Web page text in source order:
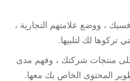
، ووضع علامتهم التجارية ،
لك لتلبيها.
منتجات شركتك ، وفهم مدى
المحتوى الخاص بك معها.